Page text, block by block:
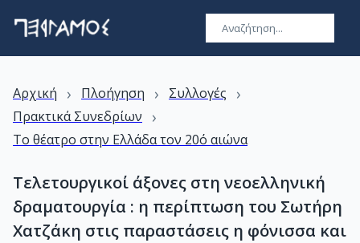
Αρχική › Πλοήγηση › Συλλογές ›
Πρακτικά Συνεδρίων ›
Το θέατρο στην Ελλάδα τον 20ό αιώνα
Τελετουργικοί άξονες στη νεοελληνική
δραματουργία : η περίπτωση του Σωτήρη
Χατζάκη στις παραστάσεις η φόνισσα και